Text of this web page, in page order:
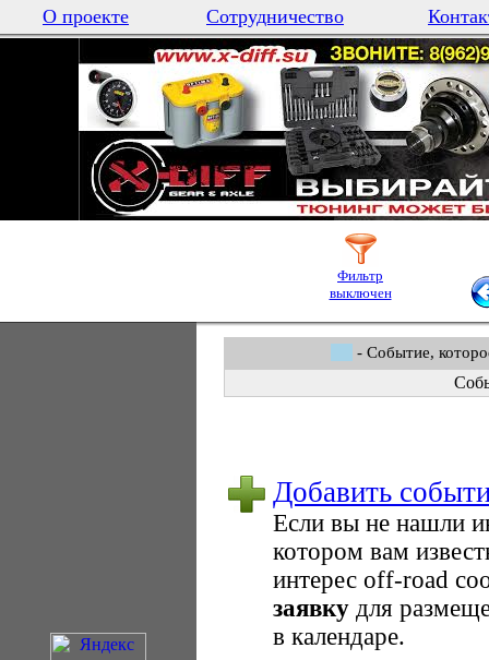
О проекте Сотрудничество
Фильтр
выключен
- Событие,
Добавить
Если вы не нашли
котором вам
интерес оff-road
заявку для
в календаре.